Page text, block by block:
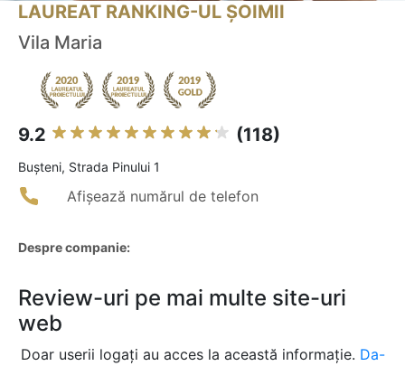
LAUREAT RANKING-UL ȘOIMII
Vila Maria
9.2 (118)
Buşteni, Strada Pinului 1
Afișează numărul de telefon
Despre companie:
Review-uri pe mai multe site-uri
web
Doar userii logați au acces la această informație. Da-